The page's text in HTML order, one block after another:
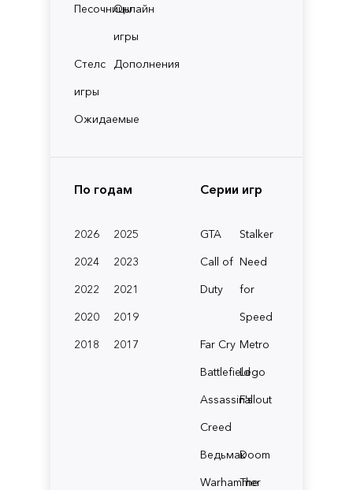
ПесочницыОнлайн
игры
Стелс
игры
Дополнения
Ожидаемые
По годам
2026
2025
2024
2023
2022
2021
2020
2019
2018
2017
Серии игр
GTA
Stalker
Call of
Duty
Need
for
Speed
Far Cry Metro
BattlefieldLego
Assassin's
Creed
Fallout
ВедьмакDoom
Warhammer
The